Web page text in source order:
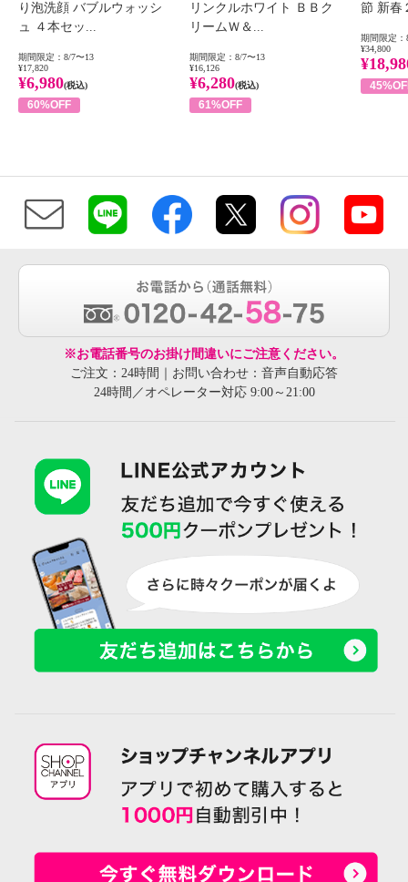
り泡洗顔 バブルウォッシ
ュ ４本セッ...
期間限定：8/7〜13
¥17,820
¥6,980(税込)
60%OFF
リンクルホワイト ＢＢク
リームＷ＆...
期間限定：8/7〜13
¥16,126
¥6,280(税込)
61%OFF
節 新春
期間限定：
¥34,800
※お電話番号のお掛け間違いにご注意ください。
ご注文：24時間｜お問い合わせ：音声自動応答
24時間／オペレーター対応 9:00～21:00